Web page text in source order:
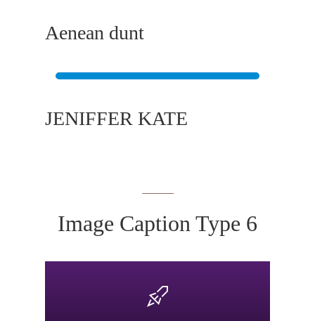
Aenean dunt
JENIFFER KATE
Image Caption Type 6